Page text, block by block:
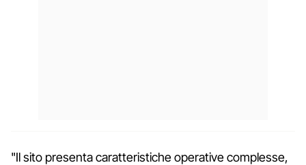
"Il sito presenta caratteristiche operative complesse,